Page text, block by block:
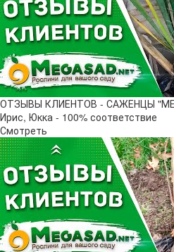
ОТЗЫВЫ КЛИЕНТОВ - САЖЕНЦЫ
Ирис, Юкка - 100% соответствие
Смотреть